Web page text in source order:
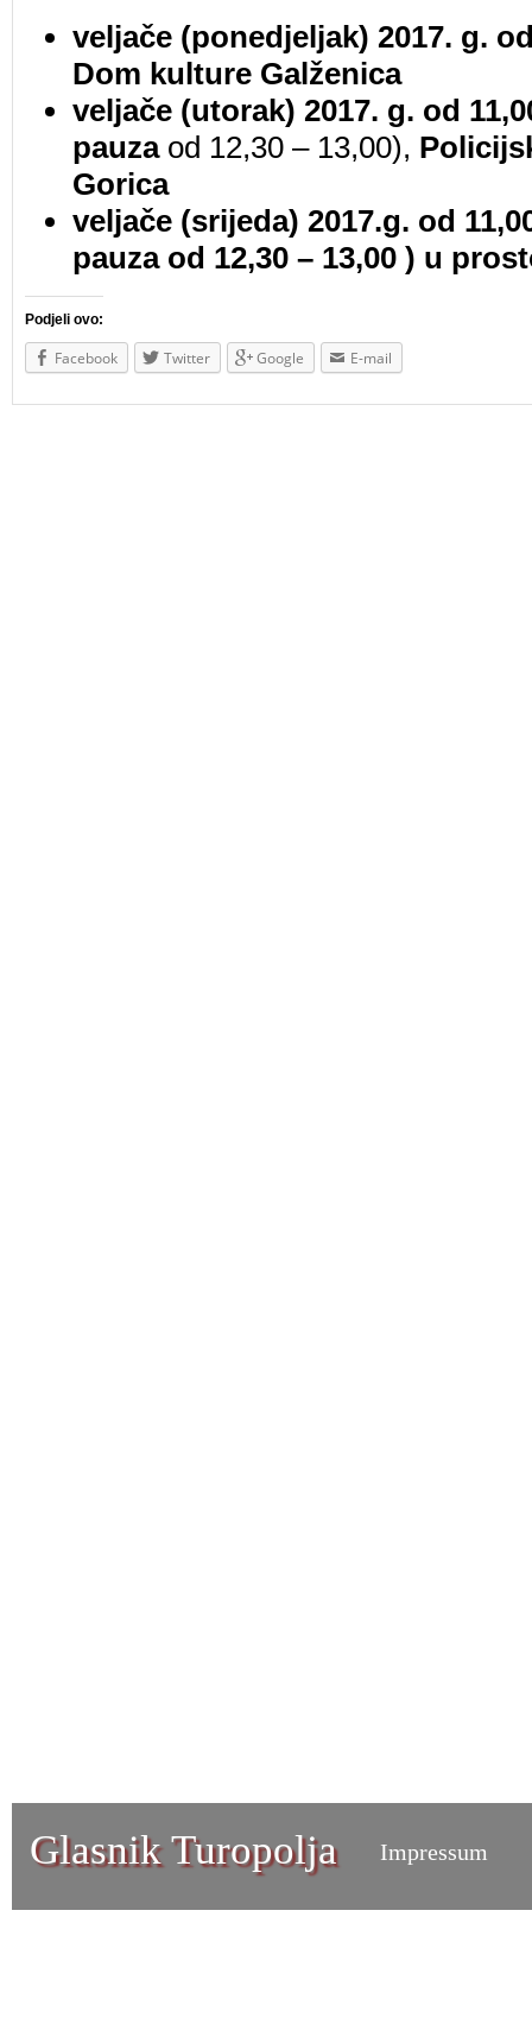
veljače (ponedjeljak) 2017. g.
Dom kulture Galženica
veljače (utorak) 2017. g. od
pauza od 12,30 – 13,00),
Gorica
veljače (srijeda) 2017.g. od
pauza od 12,30 – 13,00 ) u
Podjeli ovo:
Facebook Twitter Google E-mail
Glasnik Turopolja Impressum